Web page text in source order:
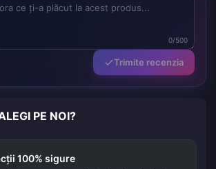
0/500
Trimite recenzia
PE NOI?
100% sigure